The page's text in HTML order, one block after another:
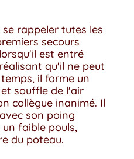
rappeler tutes les
secours
est entré
qu'il ne peut
il forme un
souffle de l'air
collègue inanimé. Il
son poing
faible pouls,
du poteau.